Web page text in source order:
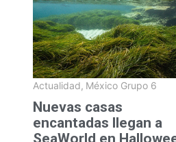
Actualidad, México Grupo 6
Nuevas casas
encantadas llegan a
SeaWorld en